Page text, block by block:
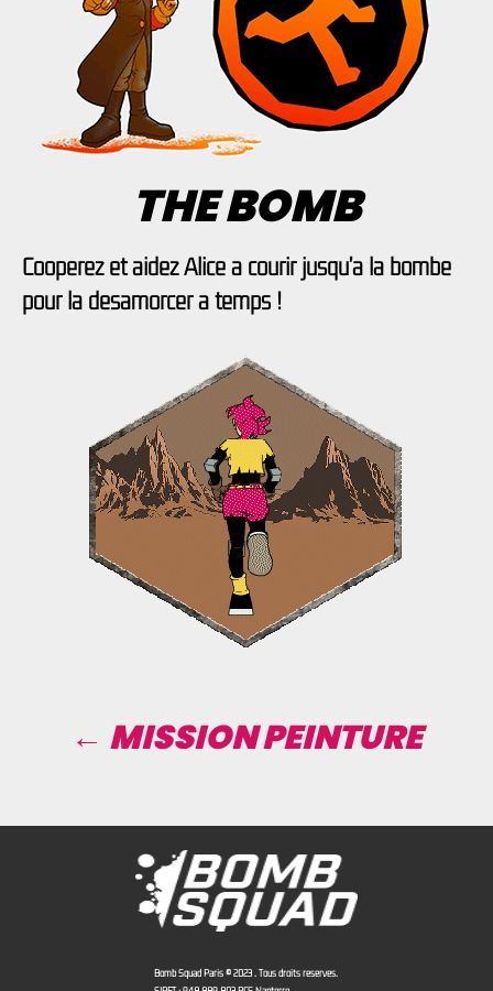
THE BOMB
Coopérez et aidez Alice à courir jusqu'à la bombe
pour la désamorcer à temps !
← MISSION PEINTURE
Bomb Squad Paris © 2023 . Tous droits réservés.